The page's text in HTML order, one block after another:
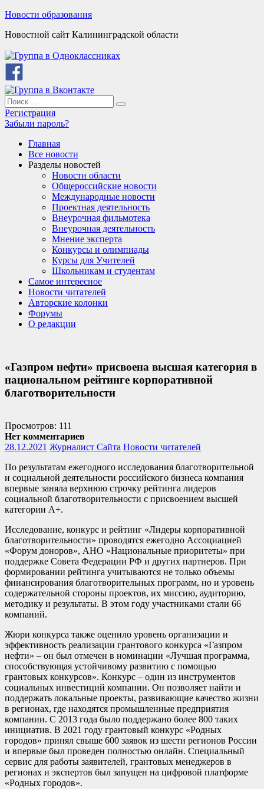
Skip
content
Новости образования
Новостной сайт Калининградской области
Search
for:
Search
Регистрация
Забыли пароль?
Главная
Все новости
Разделы новостей
Новости области
Общероссийские новости
Международные новости
Проектная деятельность
Внеурочная фильмотека
Внеурочная деятельность
Мнение эксперта
Конкурсы и олимпиады
Курсы для Учителей
Школьникам и студентам
Самое интересное
Новости читателей
Авторские колонки
Форумы
О редакции
«Газпром нефти» присвоена высшая категория в
национальном рейтинге корпоративной
благотворительности
Просмотров: 111
Нет комментариев
28.12.2021 Журналист Сайта Новости читателей
По результатам ежегодного исследования благотворительной
и социальной деятельности российского бизнеса компания
впервые заняла верхнюю строчку рейтинга лидеров
социальной благотворительности с присвоением высшей
категории А+.
Исследование, конкурс и рейтинг «Лидеры корпоративной
благотворительности» проводятся ежегодно Ассоциацией
«Форум доноров», АНО «Национальные приоритеты» при
поддержке Совета Федерации РФ и других партнеров. При
формировании рейтинга учитываются не только объемы
финансирования благотворительных программ, но и уровень
содержательной стороны проектов, их миссию, аудиторию,
методику и результаты. В этом году участниками стали 66
компаний.
Жюри конкурса также оценило уровень организации и
эффективность реализации грантового конкурса «Газпром
нефти» – он был отмечен в номинации «Лучшая программа,
способствующая устойчивому развитию с помощью
грантовых конкурсов». Конкурс – один из инструментов
социальных инвестиций компании. Он позволяет найти и
поддержать локальные проекты, развивающие качество жизни
в регионах, где находятся промышленные предприятия
компании. С 2013 года было поддержано более 800 таких
инициатив. В 2021 году грантовый конкурс «Родных
городов» принял свыше 600 заявок из шести регионов России
и впервые был проведен полностью онлайн. Специальный
сервис для работы заявителей, грантовых менеджеров в
регионах и экспертов был запущен на цифровой платформе
«Родных городов».